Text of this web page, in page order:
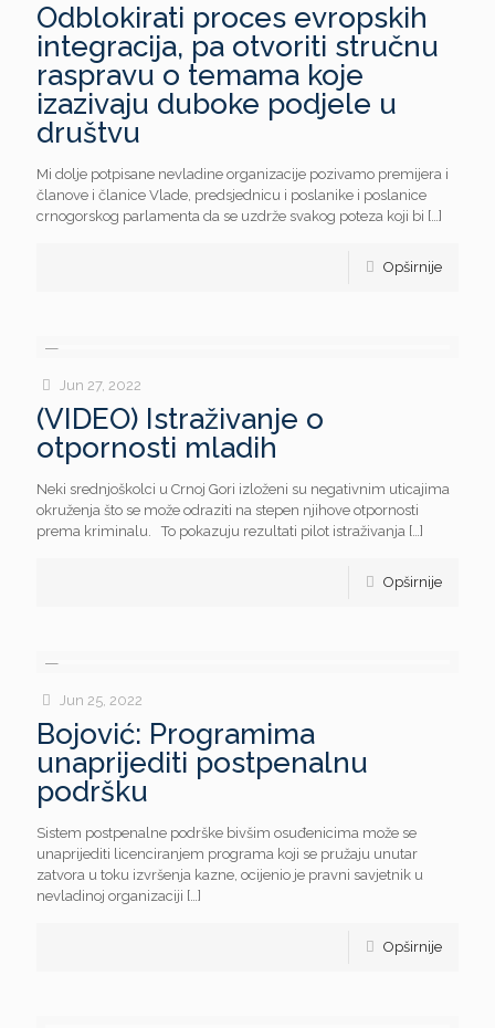
Odblokirati proces evropskih
integracija, pa otvoriti stručnu
raspravu o temama koje
izazivaju duboke podjele u
društvu
Mi dolje potpisane nevladine organizacije pozivamo premijera i
članove i članice Vlade, predsjednicu i poslanike i poslanice
crnogorskog parlamenta da se uzdrže svakog poteza koji bi […]
Opširnije
Jun 27, 2022
(VIDEO) Istraživanje o
otpornosti mladih
Neki srednjoškolci u Crnoj Gori izloženi su negativnim uticajima
okruženja što se može odraziti na stepen njihove otpornosti
prema kriminalu. To pokazuju rezultati pilot istraživanja […]
Opširnije
Jun 25, 2022
Bojović: Programima
unaprijediti postpenalnu
podršku
Sistem postpenalne podrške bivšim osuđenicima može se
unaprijediti licenciranjem programa koji se pružaju unutar
zatvora u toku izvršenja kazne, ocijenio je pravni savjetnik u
nevladinoj organizaciji […]
Opširnije